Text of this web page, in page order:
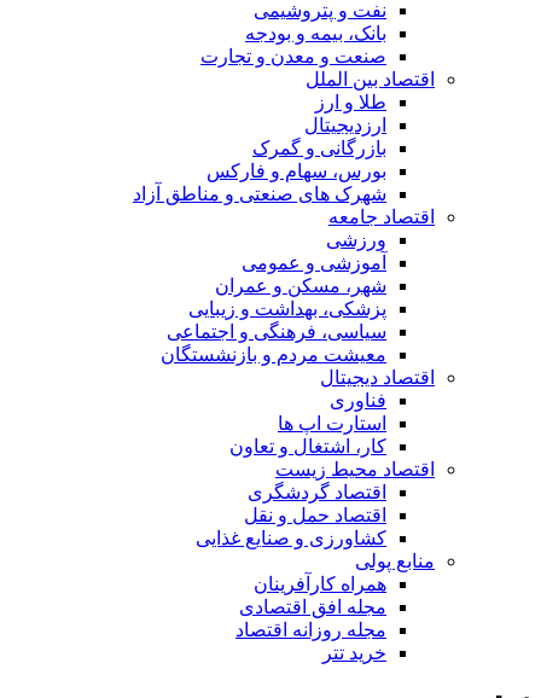
نفت و پتروشیمی
بانک، بیمه و بودجه
صنعت و معدن و تجارت
اقتصاد بین الملل
طلا و ارز
ارزدیجیتال
بازرگانی و گمرک
بورس، سهام و فارکس
شهرک های صنعتی و مناطق آزاد
اقتصاد جامعه
ورزشی
آموزشی و عمومی
شهر، مسکن و عمران
پزشکی، بهداشت و زیبایی
سیاسی، فرهنگی و اجتماعی
معیشت مردم و بازنشستگان
اقتصاد دیجیتال
فناوری
استارت اپ ها
کار، اشتغال و تعاون
اقتصاد محیط زیست
اقتصاد گردشگری
اقتصاد حمل و نقل
کشاورزی و صنایع غذایی
منابع پولی
همراه کارآفرینان
مجله افق اقتصادی
مجله روزانه اقتصاد
خرید تتر